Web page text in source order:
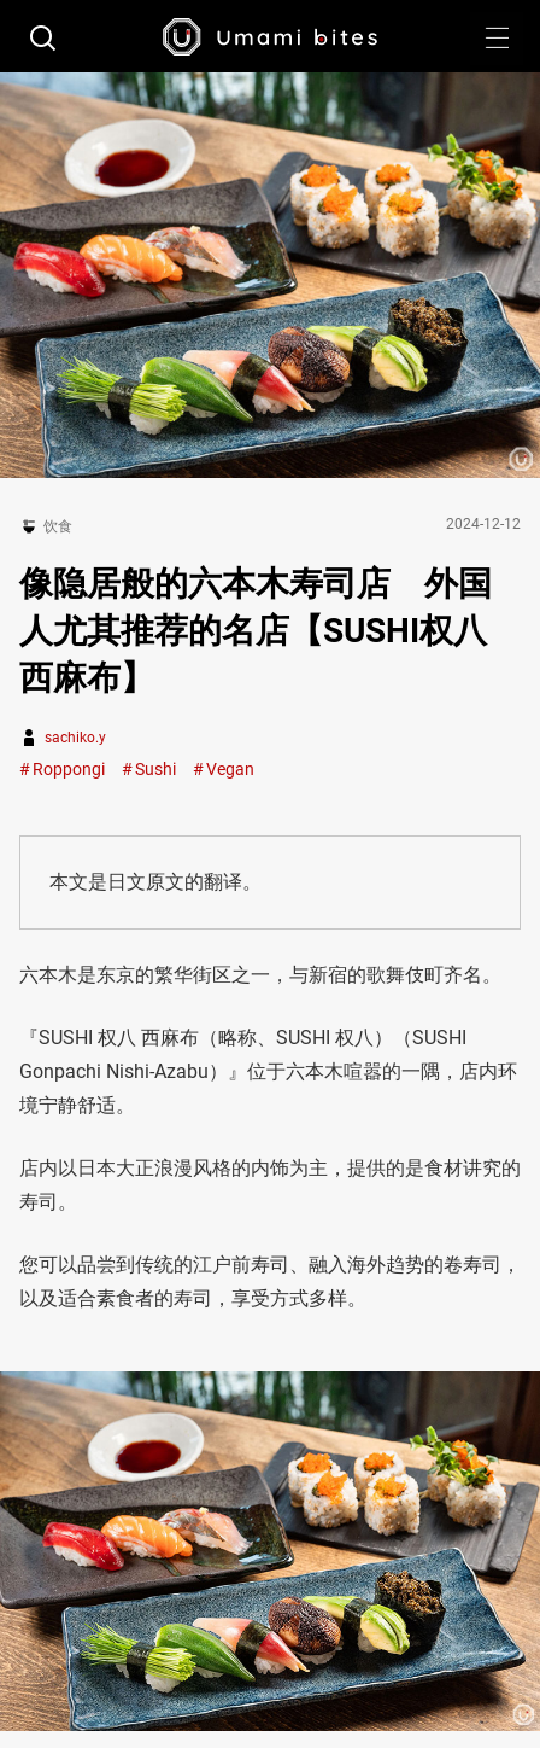
饮食 2024-12-12
像隐居般的六本木寿司店 外国
人尤其推荐的名店【SUSHI权八
西麻布】
sachiko.y
Roppongi Sushi Vegan
本文是日文原文的翻译。
六本木是东京的繁华街区之一，与新宿的歌舞伎町齐名。
『SUSHI 权八 西麻布（略称、SUSHI 权八）（SUSHI
Gonpachi Nishi-Azabu）』位于六本木喧嚣的一隅，店内环
境宁静舒适。
店内以日本大正浪漫风格的内饰为主，提供的是食材讲究的
寿司。
您可以品尝到传统的江户前寿司、融入海外趋势的卷寿司，
以及适合素食者的寿司，享受方式多样。